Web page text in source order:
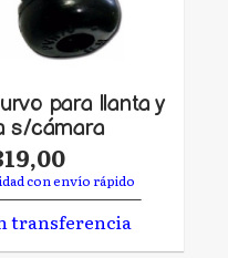
para llanta y
s/cámara
con envío rápido
transferencia